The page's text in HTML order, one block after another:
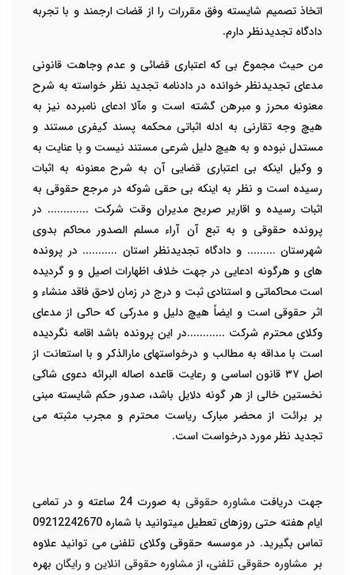
اتخاذ تصمیم شایسته وفق مقررات را از قضات ارجمند و با تجربه
دادگاه تجدیدنظر دارم.
من حيث مجموع بی که اعتباری قضائی و عدم وجاهت قانونی
مدعای تجدیدنظر خوانده در دادنامه تجدید نظر خواسته به شرح
معنونه محرز و مبرهن گشته است و مآلا ادعای نامبرده نیز به
هیچ وجه تقارنی به ادله اثباتی محکمه پسند کیفری مستند و
مستدل نبوده و به هیچ دلیل شرعی مستند نیست و با عنایت به
و وکیل اینکه بی اعتباری قضایی آن به شرح معنونه به اثبات
رسیده است و نظر به اینکه بی حقی شوکه در مرجع حقوقی به
اثبات رسیده و اقاریر صریح مدیران وقت شرکت ............. در
پرونده حقوقی و به تبع آن آراء مسلم الصدور محاکم بدوی
شهرستان ......... و دادگاه تجدیدنظر استان ........... در پرونده
های و هرگونه ادعایی در جهت خلاف اظهارات اصیل و و گردیده
است محاکماتی و استنادی ثبت و درج در زمان لاحق فاقد منشاء و
اثر حقوقی است و ایضاً هیچ دلیل و مدرکی که حاکی از مدعای
وکلای محترم شرکت ............در این پرونده باشد اقامه نگردیده
است با مداقه به مطالب و درخواستهای مارالذکر و با استعانت از
اصل ۳۷ قانون اساسی و رعایت قاعده اصاله البرائه دعوی شاکی
نخستین خالی از هر گونه دلایل باشد، صدور حکم شایسته مبنی
بر برائت از محضر مبارک ریاست محترم و مجرب مثبته می
تجدید نظر مورد درخواست است.
جهت دریافت مشاوره حقوقی
به صورت 24 ساعته و در تمامی
ایام هفته حتی روزهای تعطیل میتوانید با شماره 09212242670
تماس بگیرید. در موسسه حقوقی وکلای تلفنی می توانید علاوه
برمشاوره حقوقی تلفنی، از مشاوره حقوقی انلاین و رایگان بهره